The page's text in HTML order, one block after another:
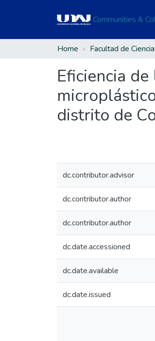
Communities &
Home
Eficiencia
distrito de
dc.contributor.advisor
dc.contributor.author
dc.contributor.author
dc.date.accessioned
dc.date.available
dc.date.issued